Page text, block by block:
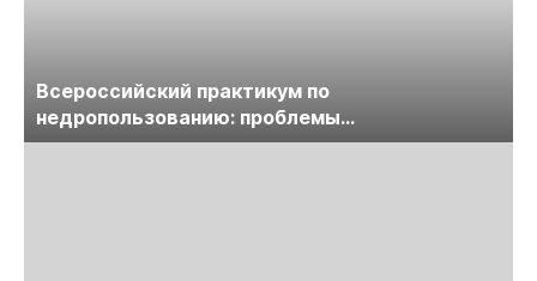
Всероссийский практикум по
недропользованию: проблемы
лицензирования, цифровизации, экспертизы